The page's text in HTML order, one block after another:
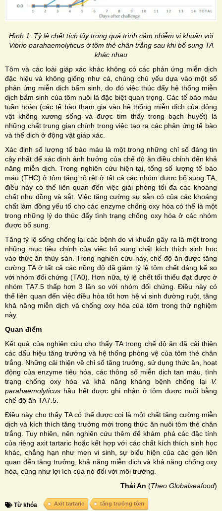
Hình 1: Tỷ lệ chết tích lũy trong quá trình cảm nhiễm vi khuẩn với
Vibrio parahaemolyticus ở tôm thẻ chân trắng sau khi bổ sung TA
khác nhau
Tôm và các loài giáp xác khác không có các phản ứng miễn dịch
đặc hiệu và không giống như cá, chúng chủ yếu dựa vào một số
phản ứng miễn dịch bẩm sinh, do đó việc thúc đẩy hệ thống miễn
dịch bẩm sinh của tôm nuôi là đặc biệt quan trọng. Các tế bào máu
tuần hoàn (các tế bào tham gia vào hệ thống miễn dịch của động
vật không xương sống và được tìm thấy trong bạch huyết) là
những chất trung gian chính trong việc tạo ra các phản ứng tế bào
và thể dịch ở động vật giáp xác.
Xác định số lượng tế bào máu là một trong những chỉ số đáng tin
cậy nhất để xác định ảnh hưởng của chế độ ăn điều chỉnh đến khả
năng miễn dịch. Trong nghiên cứu hiện tại, tổng số lượng tế bào
máu (THC) ở tôm tăng rõ rệt ở tất cả các nhóm được bổ sung TA,
điều này có thể liên quan đến việc giải phóng tối đa các khoáng
chất như đồng và sắt. Việc tăng cường sự sẵn có của các khoáng
chất làm đồng yếu tố cho các enzyme chống oxy hóa có thể là một
trong những lý do thúc đẩy tình trạng chống oxy hóa ở các nhóm
được bổ sung.
Tăng tỷ lệ sống chống lại các bệnh do vi khuẩn gây ra là một trong
những mục tiêu chính của việc bổ sung chất kích thích sinh học
vào thức ăn thủy sản. Trong nghiên cứu này, chế độ ăn được tăng
cường TA ở tất cả các nồng độ đã giảm tỷ lệ tôm chết đáng kể so
với nhóm đối chứng (TA0). Hơn nữa, tỷ lệ chết tối thiểu đạt được ở
nhóm TA7.5 thấp hơn 3 lần so với nhóm đối chứng. Điều này có
thể liên quan đến việc điều hòa tốt hơn hệ vi sinh đường ruột, tăng
khả năng miễn dịch và chống oxy hóa của tôm trong thử nghiệm
này.
Quan điểm
Kết quả của nghiên cứu cho thấy TA trong chế độ ăn đã cải thiện
các dấu hiệu tăng trưởng và hệ thống phòng vệ của tôm thẻ chân
trắng. Những cải thiện về chỉ số tăng trưởng, sử dụng thức ăn, hoạt
động của enzyme tiêu hóa, các thông số miễn dịch tan máu, tình
trạng chống oxy hóa và khả năng kháng bệnh chống lại V.
parahaemolyticus hầu hết được ghi nhận ở tôm được nuôi bằng
chế độ ăn TA7.5.
Điều này cho thấy TA có thể được coi là một chất tăng cường miễn
dịch và kích thích tăng trưởng mới trong thức ăn nuôi tôm thẻ chân
trắng. Tuy nhiên, nên nghiên cứu thêm để khám phá các đặc tính
của riêng axit tartaric hoặc kết hợp với các chất kích thích sinh học
khác, chẳng hạn như men vi sinh, sự biểu hiện của các gen liên
quan đến tăng trưởng, khả năng miễn dịch và khả năng chống oxy
hóa, cũng như lợi ích của nó đối với môi trường.
Thái An (Theo Globalseafood)
Từ khóa Axit tartaric tăng trưởng tôm